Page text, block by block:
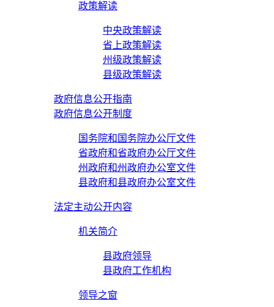
政策解读
中央政策解读
省上政策解读
州级政策解读
县级政策解读
政府信息公开指南
政府信息公开制度
国务院和国务院办公厅文件
省政府和省政府办公厅文件
州政府和州政府办公室文件
县政府和县政府办公室文件
法定主动公开内容
机关简介
县政府领导
县政府工作机构
领导之窗